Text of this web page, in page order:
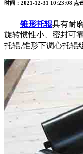
时间：2021-12-31 10:23:08 点
锥形托辊具有耐
旋转惯性小、密封可
托辊,锥形下调心托辊